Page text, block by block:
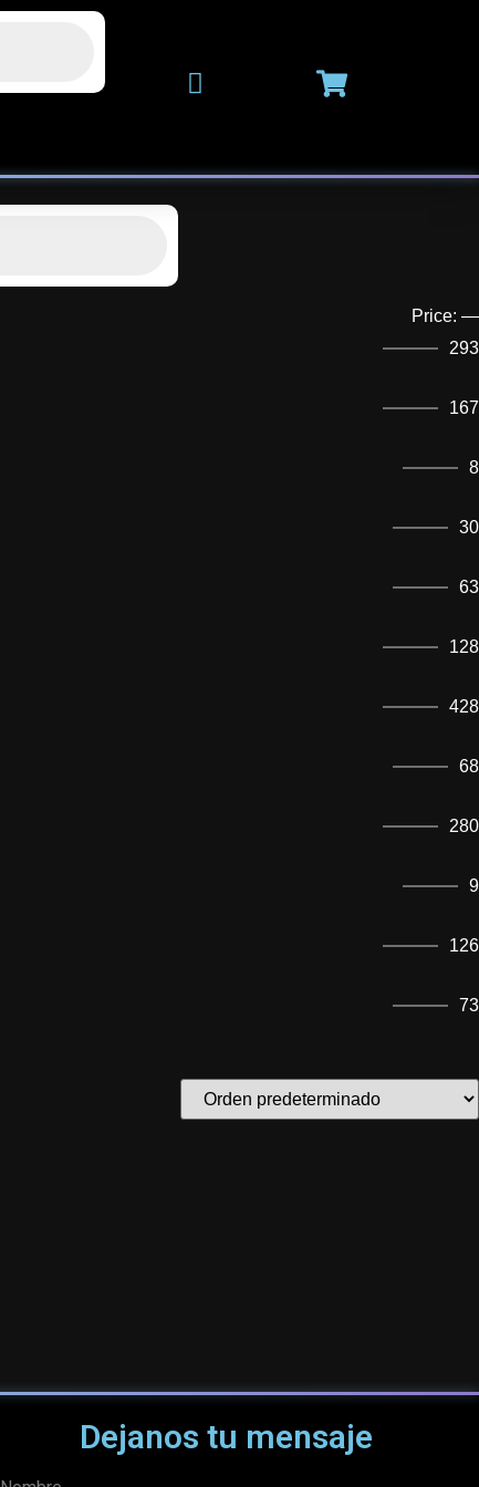
Price: —
293
167
8
30
63
128
428
68
280
9
126
73
Dejanos tu mensaje